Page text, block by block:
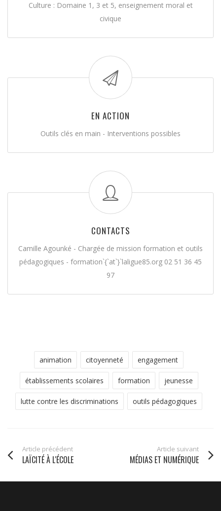
Culture : Domaine 1, 3 et 5, enseignement moral et
civique
EN ACTION
Outils clés en main - Interventions possibles
CONTACTS
Camille Agounké - Chargée de mission formation et outils
pédagogiques - formation`{`at`}`laligue85.org 02 51 36 45
97
animation citoyenneté engagement
établissements scolaires formation jeunesse
lutte contre les discriminations outils pédagogiques
Article précédent
LAÏCITÉ À L'ÉCOLE
Article suivant
MÉDIAS ET NUMÉRIQUE